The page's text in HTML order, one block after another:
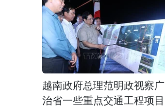
越南政府总理范明政视察广
治省一些重点交通工程项目